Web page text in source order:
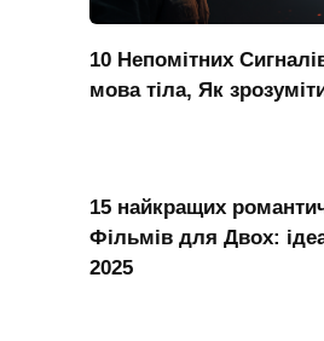
10 Непомітних
мова тіла, Як
15 найкращих
Фільмів для Двох:
2025